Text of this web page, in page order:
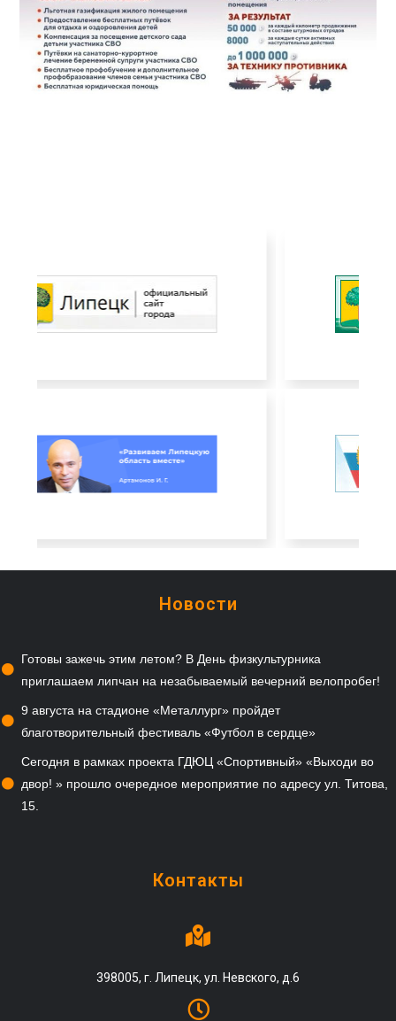
Новости
Готовы зажечь этим летом? В День физкультурника
приглашаем липчан на незабываемый вечерний велопробег!
9 августа на стадионе «Металлург» пройдет
благотворительный фестиваль «Футбол в сердце»
Сегодня в рамках проекта ГДЮЦ «Спортивный» «Выходи во
двор! » прошло очередное мероприятие по адресу ул. Титова,
15.
Контакты
398005, г. Липецк, ул. Невского, д.6